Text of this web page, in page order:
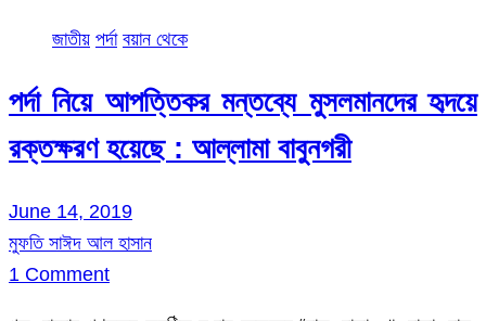
জাতীয় পর্দা বয়ান থেকে
পর্দা নিয়ে আপত্তিকর মন্তব্যে মুসলমানদের হৃদয়ে
রক্তক্ষরণ হয়েছে : আল্লামা বাবুনগরী
June 14, 2019
মুফতি সাঈদ আল হাসান
1 Comment